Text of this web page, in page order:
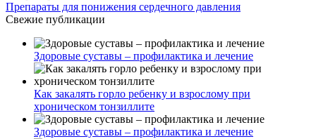
Препараты для понижения сердечного давления
Свежие публикации
Здоровые суставы – профилактика и лечение
Как закалять горло ребенку и взрослому при
хроническом тонзиллите
Здоровые суставы – профилактика и лечение